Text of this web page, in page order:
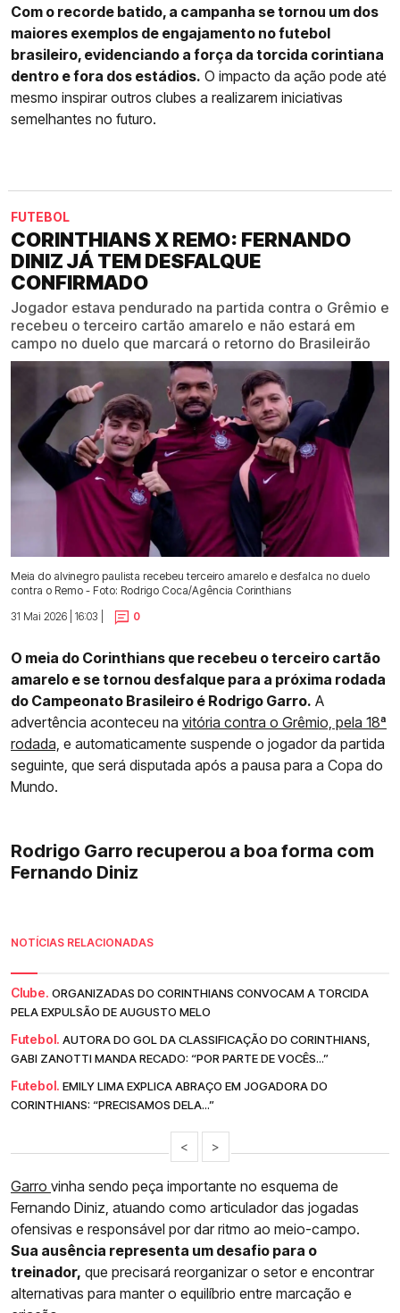
Com o recorde batido, a campanha se tornou um dos
maiores exemplos de engajamento no futebol
brasileiro, evidenciando a força da torcida corintiana
dentro e fora dos estádios. O impacto da ação pode até
mesmo inspirar outros clubes a realizarem iniciativas
semelhantes no futuro.
FUTEBOL
CORINTHIANS X REMO: FERNANDO
DINIZ JÁ TEM DESFALQUE
CONFIRMADO
Jogador estava pendurado na partida contra o Grêmio e
recebeu o terceiro cartão amarelo e não estará em
campo no duelo que marcará o retorno do Brasileirão
Meia do alvinegro paulista recebeu terceiro amarelo e desfalca no duelo
contra o Remo - Foto: Rodrigo Coca/Agência Corinthians
31 Mai 2026 | 16:03 |
0
O meia do Corinthians que recebeu o terceiro cartão
amarelo e se tornou desfalque para a próxima rodada
do Campeonato Brasileiro é Rodrigo Garro. A
advertência aconteceu na vitória contra o Grêmio, pela 18ª
rodada, e automaticamente suspende o jogador da partida
seguinte, que será disputada após a pausa para a Copa do
Mundo.
Rodrigo Garro recuperou a boa forma com
Fernando Diniz
NOTÍCIAS RELACIONADAS
Clube. ORGANIZADAS DO CORINTHIANS CONVOCAM A TORCIDA
PELA EXPULSÃO DE AUGUSTO MELO
Futebol. AUTORA DO GOL DA CLASSIFICAÇÃO DO CORINTHIANS,
GABI ZANOTTI MANDA RECADO: “POR PARTE DE VOCÊS...”
Futebol. EMILY LIMA EXPLICA ABRAÇO EM JOGADORA DO
CORINTHIANS: “PRECISAMOS DELA...”
< >
Garro vinha sendo peça importante no esquema de
Fernando Diniz, atuando como articulador das jogadas
ofensivas e responsável por dar ritmo ao meio-campo.
Sua ausência representa um desafio para o
treinador, que precisará reorganizar o setor e encontrar
alternativas para manter o equilíbrio entre marcação e